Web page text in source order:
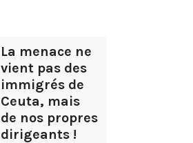
La menace ne
vient pas des
immigrés de
Ceuta, mais
de nos propres
dirigeants !